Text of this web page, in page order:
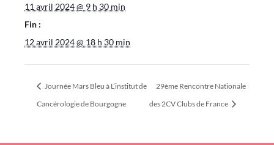
11 avril 2024 @ 9 h 30 min
Fin :
12 avril 2024 @ 18 h 30 min
Journée Mars Bleu à L’institut de
Cancérologie de Bourgogne
29ème Rencontre Nationale
des 2CV Clubs de France